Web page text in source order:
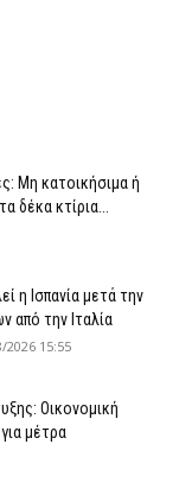
Μη κατοικήσιμα ή
δέκα κτίρια...
η Ισπανία μετά την
από την Ιταλία
2026 15:55
Οικονομική
μέτρα